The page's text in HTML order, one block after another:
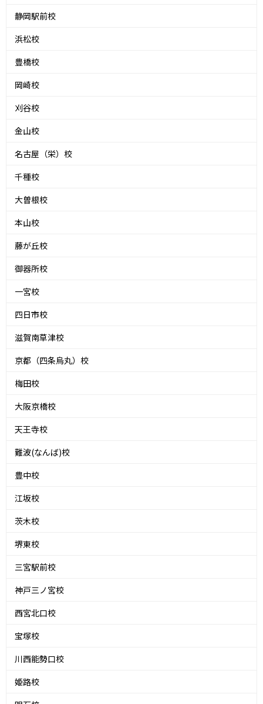
静岡駅前校
浜松校
豊橋校
岡崎校
刈谷校
金山校
名古屋（栄）校
千種校
大曽根校
本山校
藤が丘校
御器所校
一宮校
四日市校
滋賀南草津校
京都（四条烏丸）校
梅田校
大阪京橋校
天王寺校
難波(なんば)校
豊中校
江坂校
茨木校
堺東校
三宮駅前校
神戸三ノ宮校
西宮北口校
宝塚校
川西能勢口校
姫路校